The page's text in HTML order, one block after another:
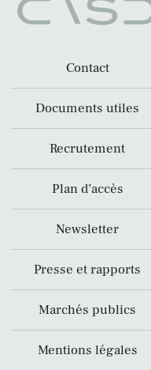
Contact
Documents utiles
Recrutement
Plan d’accès
Newsletter
Presse et rapports
Marchés publics
Mentions légales